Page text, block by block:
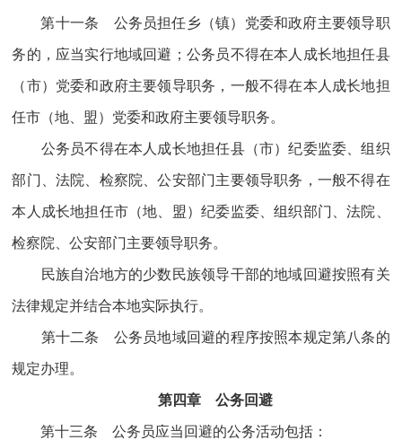
第十一条 公务员担任乡（镇）党委和政府主要领导职
务的，应当实行地域回避；公务员不得在本人成长地担任县
（市）党委和政府主要领导职务，一般不得在本人成长地担
任市（地、盟）党委和政府主要领导职务。
公务员不得在本人成长地担任县（市）纪委监委、组织
部门、法院、检察院、公安部门主要领导职务，一般不得在
本人成长地担任市（地、盟）纪委监委、组织部门、法院、
检察院、公安部门主要领导职务。
民族自治地方的少数民族领导干部的地域回避按照有关
法律规定并结合本地实际执行。
第十二条 公务员地域回避的程序按照本规定第八条的
规定办理。
第四章 公务回避
第十三条 公务员应当回避的公务活动包括：